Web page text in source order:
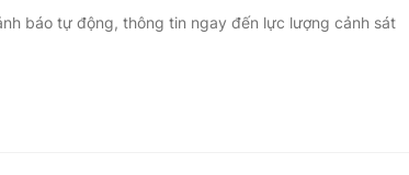
báo tự động, thông tin ngay đến lực lượng cảnh sát